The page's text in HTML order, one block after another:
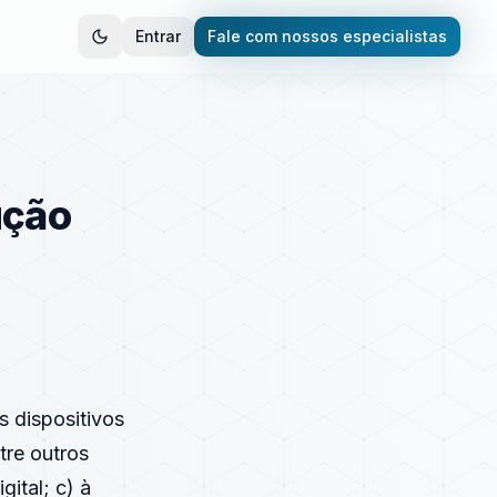
Entrar Fale com nossos especialistas
dispositivos
outros
c) à